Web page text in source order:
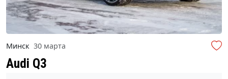
Минск 30 марта
Audi Q3